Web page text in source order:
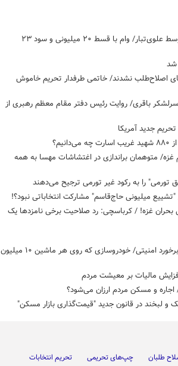
افشای اتفاقی نقشه ضد امنیتی حجاریان توسط علوی‌تبار/ وام با قسط ۲۰ میلیونی و سود ۲۳
شد
اصلاح‌طلب نشدند/ خاتمی طرفدار تحریم خاموش
باقری/ روایت رئیس دفتر مقام معظم رهبری از
جدید آمریکا
غزه/ متوهمان براندازی در اغتشاشات مهسا به همه
تورمی" را به رکود غیر تورمی ترجیح می‌دهند
میلیونی حاج‌قاسم" مشارکت انتخاباتی نبود؟!
بحران غزه! / کرباسچی: رد صلاحیت برخی نامزدها یک
لفّاظی "بانیان تحریم انتخابات" برای گذار از برخورد امنیتی/ خودروسازی که روی هر ماشین ۱۰ میلیون
مالیات بر معیشت مردم
اجاره و مسکن مردم ارزان می‌شود؟
لبخند در قانون جدید "قیمت‌گذاری بازار مسکن"
طلبان چپ‌های تحریمی تحریم انتخابات